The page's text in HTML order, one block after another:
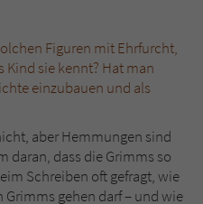
Figuren mit Ehrfurcht,
Kind sie kennt? Hat man
einzubauen und als
aber Hemmungen sind
daran, dass die Grimms so
Schreiben oft gefragt, wie
gehen darf – und wie
GmbH & Co. KG
einzelner Buchtitel